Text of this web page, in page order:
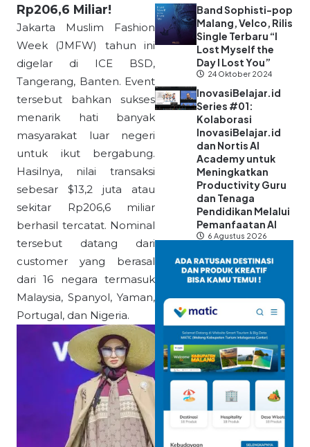
Rp206,6 Miliar!
Jakarta Muslim Fashion
Week (JMFW) tahun ini
digelar di ICE BSD,
Tangerang, Banten. Event
tersebut bahkan sukses
menarik hati banyak
masyarakat luar negeri
untuk ikut bergabung.
Hasilnya, nilai transaksi
sebesar $13,2 juta atau
sekitar Rp206,6 miliar
berhasil tercatat. Nominal
tersebut datang dari
customer yang berasal
dari 16 negara termasuk
Malaysia, Spanyol, Yaman,
Portugal, dan Nigeria.
Band Sophisti-pop
Malang, Velco, Rilis
Single Terbaru “I
Lost Myself the
Day I Lost You”
24 Oktober 2024
InovasiBelajar.id
Series #01:
Kolaborasi
InovasiBelajar.id
dan Nortis AI
Academy untuk
Meningkatkan
Productivity Guru
dan Tenaga
Pendidikan Melalui
Pemanfaatan AI
6 Agustus 2026